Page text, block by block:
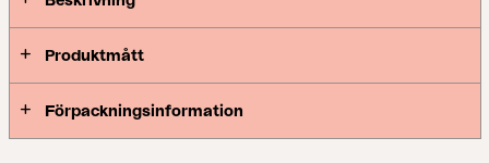
Produktmått
Förpackningsinformation